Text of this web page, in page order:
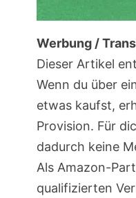
Werbung /
Dieser Artikel
Wenn du über
etwas kaufst,
Provision. Für
dadurch keine
Als Amazon-
qualifizierten